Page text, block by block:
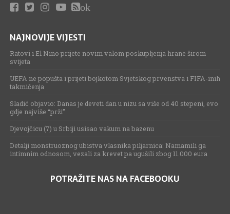
ok
NAJNOVIJE VIJESTI
Ratovi i El Nino prijete novim valom poskupljenja hrane širom
svijeta
UEFA ne popušta i prijeti bojkotom Svjetskog prvenstva i FIFA-inih
takmičenja
Sladić objavio: Danas je deveti dan u nizu sa više od 40 stepeni, evo
gdje najviše “prži”
Djevojčicu (7) u Srbiji usisao vakum na bazenu
Detalji monstruoznog ubistva vlasnika piljarnica: Namamili ga
intimnim odnosom, vezali za krevet pa ugušili zbog 11.000 eura
POTRAŽITE NAS NA FACEBOOKU